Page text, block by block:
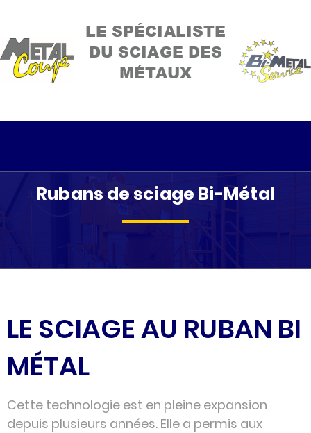
LE SPÉCIALISTE
DU SCIAGE DES
MÉTAUX
Rubans de sciage Bi-Métal
LE SCIAGE AU RUBAN BI
MÉTAL
Cette technologie est en pleine expansion
depuis plusieurs années. Elle a permis aux